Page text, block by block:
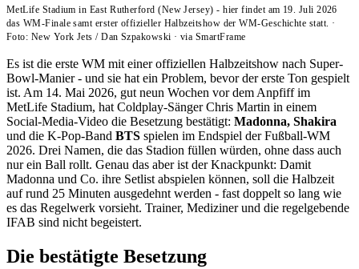
MetLife Stadium in East Rutherford (New Jersey) - hier findet am 19. Juli 2026
das WM-Finale samt erster offizieller Halbzeitshow der WM-Geschichte statt. ·
Foto: New York Jets / Dan Szpakowski · via SmartFrame
Es ist die erste WM mit einer offiziellen Halbzeitshow nach Super-
Bowl-Manier - und sie hat ein Problem, bevor der erste Ton gespielt
ist. Am 14. Mai 2026, gut neun Wochen vor dem Anpfiff im
MetLife Stadium, hat Coldplay-Sänger Chris Martin in einem
Social-Media-Video die Besetzung bestätigt: Madonna, Shakira
und die K-Pop-Band BTS spielen im Endspiel der Fußball-WM
2026. Drei Namen, die das Stadion füllen würden, ohne dass auch
nur ein Ball rollt. Genau das aber ist der Knackpunkt: Damit
Madonna und Co. ihre Setlist abspielen können, soll die Halbzeit
auf rund 25 Minuten ausgedehnt werden - fast doppelt so lang wie
es das Regelwerk vorsieht. Trainer, Mediziner und die regelgebende
IFAB sind nicht begeistert.
Die bestätigte Besetzung